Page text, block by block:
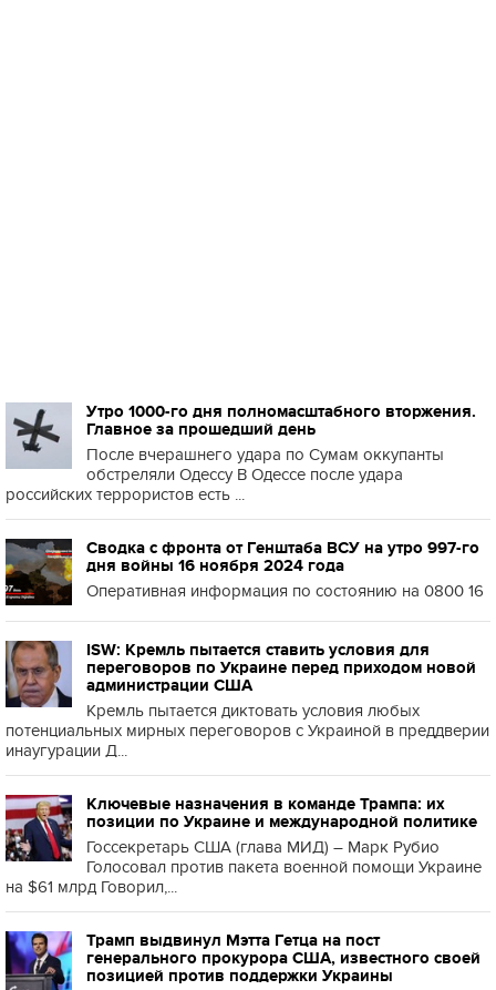
Утро 1000-го дня полномасштабного вторжения.
Главное за прошедший день
После вчерашнего удара по Сумам оккупанты
обстреляли Одессу В Одессе после удара
российских террористов есть ...
Сводка с фронта от Генштаба ВСУ на утро 997-го
дня войны 16 ноября 2024 года
Оперативная информация по состоянию на 0800 16
ISW: Кремль пытается ставить условия для
переговоров по Украине перед приходом новой
администрации США
Кремль пытается диктовать условия любых
потенциальных мирных переговоров с Украиной в преддверии
инаугурации Д...
Ключевые назначения в команде Трампа: их
позиции по Украине и международной политике
Госсекретарь США (глава МИД) – Марк Рубио
Голосовал против пакета военной помощи Украине
на $61 млрд Говорил,...
Трамп выдвинул Мэтта Гетца на пост
генерального прокурора США, известного своей
позицией против поддержки Украины